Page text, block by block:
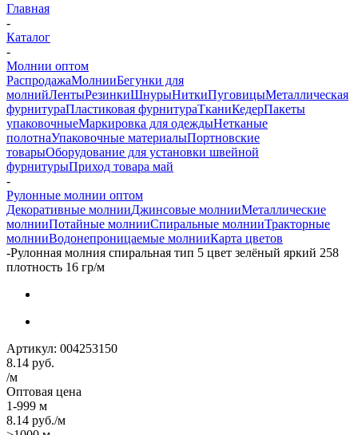
Главная
-
Каталог
-
Молнии оптом
РаспродажаМолнииБегунки для
молнийЛентыРезинкиШнурыНиткиПуговицыМеталлическая
фурнитураПластиковая фурнитураТканиКедерПакеты
упаковочныеМаркировка для одеждыНетканые
полотнаУпаковочные материалыПортновские
товарыОборудование для установки швейной
фурнитурыПриход товара май
-
Рулонные молнии оптом
Декоративные молнииДжинсовые молнииМеталлические
молнииПотайные молнииСпиральные молнииТракторные
молнииВодонепроницаемые молнииКарта цветов
-Рулонная молния спиральная тип 5 цвет зелёный яркий 258
плотность 16 гр/м
Артикул: 004253150
8.14 руб.
/м
Оптовая цена
1-999 м
8.14 руб./м